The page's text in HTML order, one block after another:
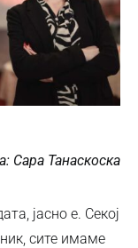
Сара Танаскоска
јасно е. Секој
сите имаме